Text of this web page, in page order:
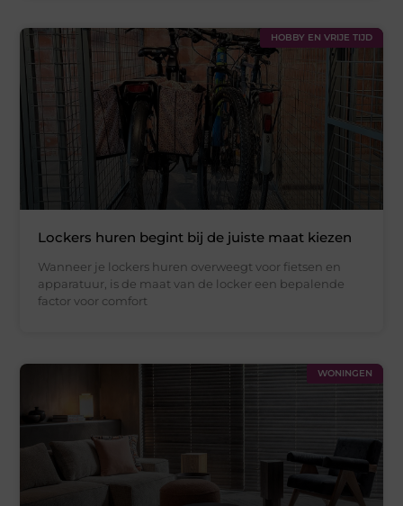
HOBBY EN VRIJE TIJD
Lockers huren begint bij de juiste maat kiezen
Wanneer je lockers huren overweegt voor fietsen en
apparatuur, is de maat van de locker een bepalende
factor voor comfort
WONINGEN